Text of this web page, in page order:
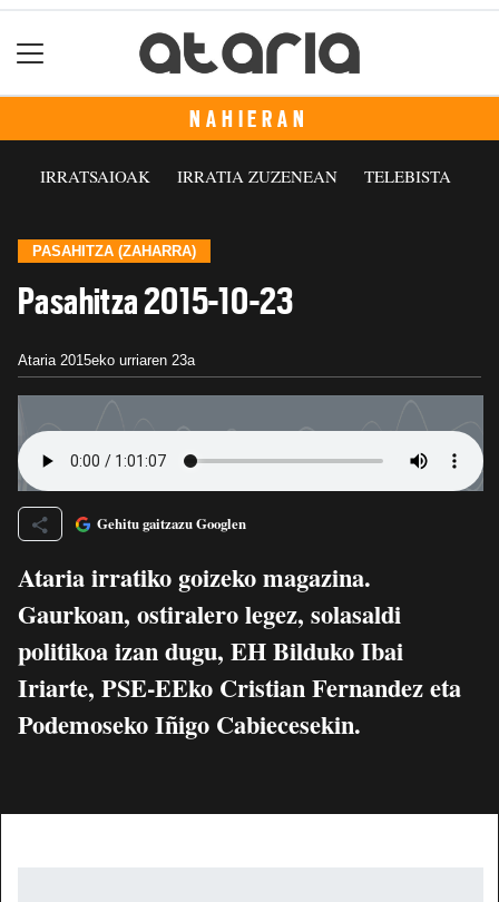
NAHIERAN
IRRATSAIOAK IRRATIA ZUZENEAN TELEBISTA
PASAHITZA (ZAHARRA)
Pasahitza 2015-10-23
Ataria 2015eko urriaren 23a
Gehitu gaitzazu Googlen
Ataria irratiko goizeko magazina.
Gaurkoan, ostiralero legez, solasaldi
politikoa izan dugu, EH Bilduko Ibai
Iriarte, PSE-EEko Cristian Fernandez eta
Podemoseko Iñigo Cabiecesekin.